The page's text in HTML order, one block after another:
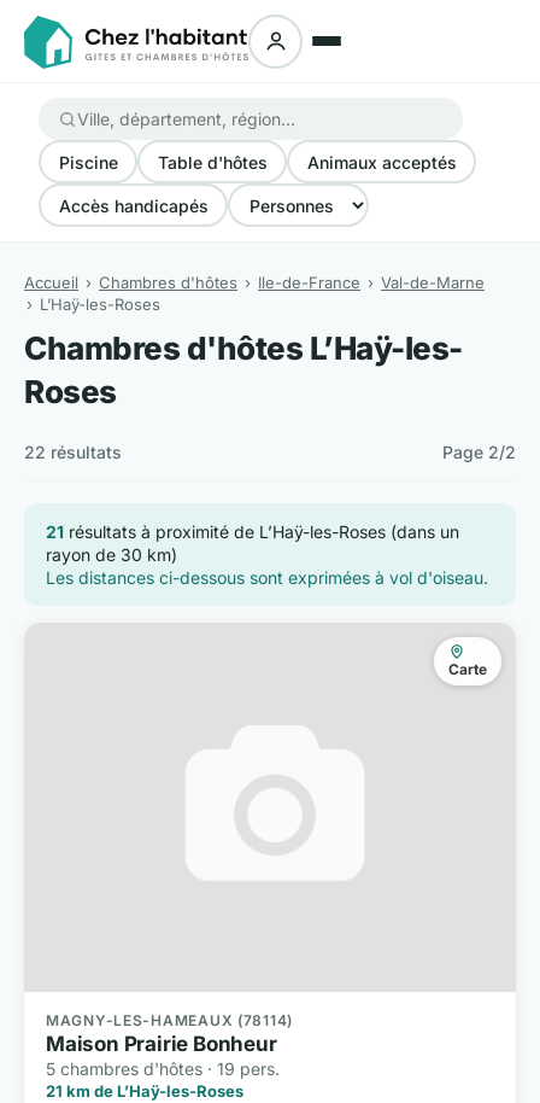
Piscine Table d'hôtes Animaux acceptés
Accès handicapés
Accueil Chambres d'hôtes Ile-de-France
Val-de-Marne
L’Haÿ-les-Roses
Chambres d'hôtes L’Haÿ-les-
Roses
22 résultats Page 2/2
21 résultats à proximité de L’Haÿ-les-Roses (dans un
rayon de 30 km)
Les distances ci-dessous sont exprimées à vol d'oiseau.
Carte
MAGNY-LES-HAMEAUX (78114)
Maison Prairie Bonheur
5 chambres d'hôtes · 19 pers.
21 km de L’Haÿ-les-Roses